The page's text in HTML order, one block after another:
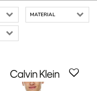
MATERIAL